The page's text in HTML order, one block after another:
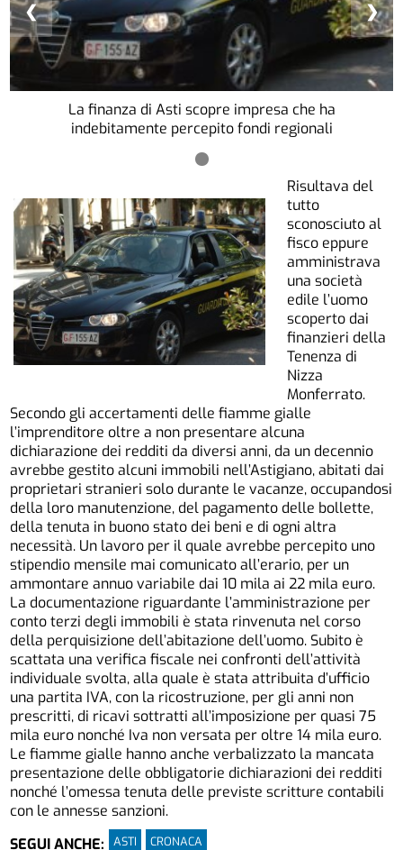
La finanza di Asti scopre impresa che ha
indebitamente percepito fondi regionali
❮ ❯
Risultava del
tutto
sconosciuto al
fisco eppure
amministrava
una società
edile l’uomo
scoperto dai
finanzieri della
Tenenza di
Nizza
Monferrato.
Secondo gli accertamenti delle fiamme gialle
l’imprenditore oltre a non presentare alcuna
dichiarazione dei redditi da diversi anni, da un decennio
avrebbe gestito alcuni immobili nell’Astigiano, abitati dai
proprietari stranieri solo durante le vacanze, occupandosi
della loro manutenzione, del pagamento delle bollette,
della tenuta in buono stato dei beni e di ogni altra
necessità. Un lavoro per il quale avrebbe percepito uno
stipendio mensile mai comunicato all’erario, per un
ammontare annuo variabile dai 10 mila ai 22 mila euro.
La documentazione riguardante l’amministrazione per
conto terzi degli immobili è stata rinvenuta nel corso
della perquisizione dell’abitazione dell’uomo. Subito è
scattata una verifica fiscale nei confronti dell’attività
individuale svolta, alla quale è stata attribuita d’ufficio
una partita IVA, con la ricostruzione, per gli anni non
prescritti, di ricavi sottratti all’imposizione per quasi 75
mila euro nonché Iva non versata per oltre 14 mila euro.
Le fiamme gialle hanno anche verbalizzato la mancata
presentazione delle obbligatorie dichiarazioni dei redditi
nonché l’omessa tenuta delle previste scritture contabili
con le annesse sanzioni.
SEGUI ANCHE:
ASTI CRONACA